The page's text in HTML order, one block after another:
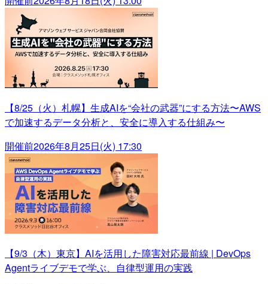
【8/25（火）札幌】生成AIを“会社の武器”にする方法〜AWS
で加速するデータ分析と、安全に導入する仕組み〜
開催前2026年8月25日(火) 17:30
【9/3（木）東京】AIを活用した障害対応最前線 | DevOps
Agentライブデモで学ぶ、自律型運用の実践